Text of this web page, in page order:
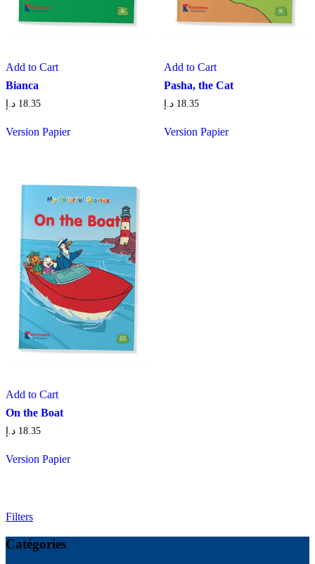
Add to Cart
Bianca
18.35 د.إ
Version Papier
Add to Cart
Pasha, the Cat
18.35 د.إ
Version Papier
Add to Cart
On the Boat
18.35 د.إ
Version Papier
Filters
Catégories